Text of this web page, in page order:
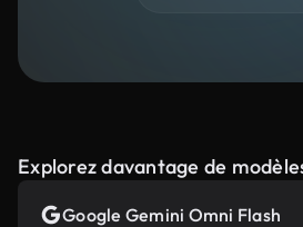
Explorez davantage de
Google Gemini Omni Flash